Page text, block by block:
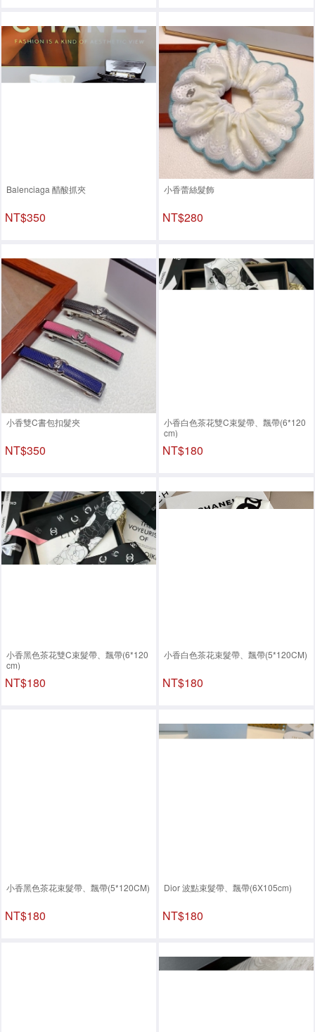
Balenciaga 醋酸抓夾
NT$350
小香蕾絲髮飾
NT$280
小香雙C書包扣髮夾
NT$350
小香白色茶花雙C束髮帶、飄帶(6*120
cm)
NT$180
小香黑色茶花雙C束髮帶、飄帶(6*120
cm)
NT$180
小香白色茶花束髮帶、飄帶(5*120CM)
NT$180
小香黑色茶花束髮帶、飄帶(5*120CM)
NT$180
Dior 波點束髮帶、飄帶(6X105cm)
NT$180